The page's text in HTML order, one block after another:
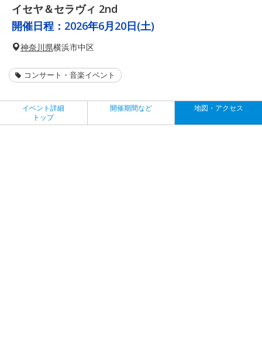
イセヤ＆セラヴィ 2nd
開催日程： 2026年6月20日(土)
神奈川県横浜市中区
コンサート・音楽イベント
イベント詳細
トップ
開催期間など 地図・アクセス